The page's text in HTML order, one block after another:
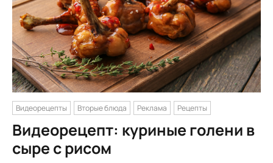
Видеорецепты Вторые блюда Реклама Рецепты
Видеорецепт: куриные голени в
сыре с рисом